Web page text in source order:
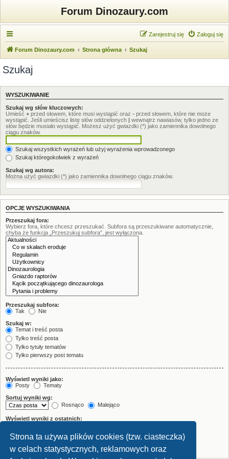
Strona ta używa plików cookies (tzw. ciasteczka)
w celach statystycznych, reklamowych oraz
Forum Dinozaury.com
Zaloguj się
Zarejestruj się
Forum Dinozaury.com Strona główna Szukaj
Szukaj
WYSZUKIWANIE
Szukaj wg słów kluczowych:
Umieść + przed słowem, które musi wystąpić oraz - przed słowem, które nie może
wystąpić. Jeśli umieścisz listę słów oddzielonych | wewnątrz nawiasów, tylko jedno ze
słów będzie musiało wystąpić. Możesz użyć gwiazdki (*) jako zamiennika dowolnego
ciągu znaków.
Szukaj wszystkich wyrażeń lub użyj wyrażenia wprowadzonego
Szukaj któregokolwiek z wyrażeń
Szukaj wg autora:
Można użyć gwiazdki (*) jako zamiennika dowolnego ciągu znaków.
OPCJE WYSZUKIWANIA
Przeszukaj fora:
Wybierz fora, które chcesz przeszukać. Subfora są przeszukiwane automatycznie,
chyba że funkcja „Przeszukuj subfora”, jest wyłączona.
Przeszukaj subfora:
Tak
Nie
Szukaj w:
Temat i treść posta
Tylko treść posta
Tylko tytuły tematów
Tylko pierwszy post tematu
Wyświetl wyniki jako:
Posty
Tematy
Sortuj wyniki wg:
Rosnąco
Malejąco
Wyświetl wyniki z ostatnich:
Wyświetl pierwsze:
znaków w poście